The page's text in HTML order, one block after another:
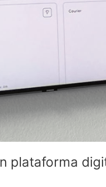
plataforma